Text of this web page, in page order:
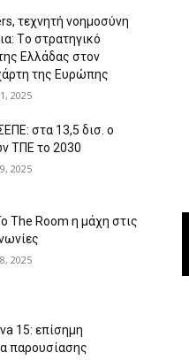
τεχνητή νοημοσύνη
Tο στρατηγικό
Ελλάδας στον
της Ευρώπης
2025
στα 13,5 δισ. ο
ΤΠΕ το 2030
2025
The Room η μάχη στις
2025
15: επίσημη
παρουσίασης